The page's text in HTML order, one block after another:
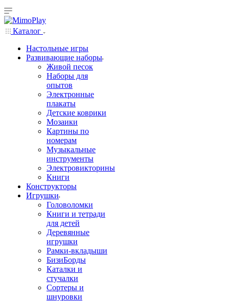
Каталог
Настольные игры
Развивающие наборы
Живой песок
Наборы для
опытов
Электронные
плакаты
Детские коврики
Мозаики
Картины по
номерам
Музыкальные
инструменты
Электровикторины
Книги
Конструкторы
Игрушки
Головоломки
Книги и тетради
для детей
Деревянные
игрушки
Рамки-вкладыши
БизиБорды
Каталки и
стучалки
Сортеры и
шнуровки